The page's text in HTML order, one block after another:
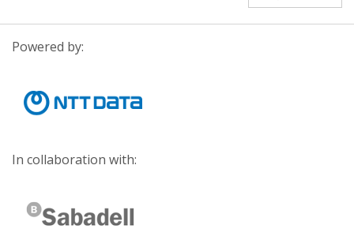
Powered by:
In collaboration with: